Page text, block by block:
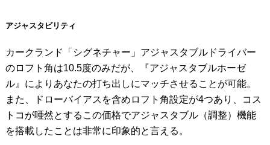
アジャスタビリティ
カークランド「シグネチャー」アジャスタブルドライバー
のロフト角は10.5度のみだが、『アジャスタブルホーゼ
ル』によりあなたの打ち出しにマッチさせることが可能。
また、ドローバイアスを含めロフト角設定が4つあり、コス
トコが唖然とするこの価格でアジャスタブル（調整）機能
を搭載したことは非常に印象的と言える。